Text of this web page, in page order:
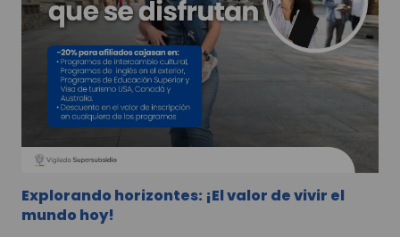
Explorando horizontes: ¡El valor de vivir el
mundo hoy!